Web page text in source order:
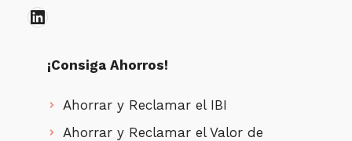
LinkedIn
¡Consiga Ahorros!
Ahorrar y Reclamar el IBI
Ahorrar y Reclamar el Valor de